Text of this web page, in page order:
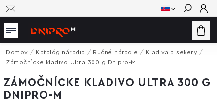
Hľadať
Domov / Katalóg náradia / Ručné náradie / Kladiva a sekery /
Zámočnícke kladivo Ultra 300 g Dnipro-M
ZÁMOČNÍCKE KLADIVO ULTRA 300 G
DNIPRO-M